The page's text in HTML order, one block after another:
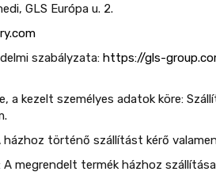
GLS Európa u. 2.
szabályzata: https://gls-
a kezelt személyes adatok köre:
házhoz történő szállítást kérő
A megrendelt termék házhoz